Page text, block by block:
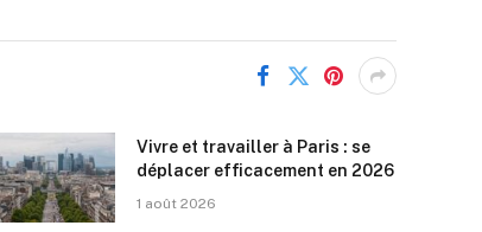
Vivre et travailler à Paris : se
déplacer efficacement en 2026
1 août 2026